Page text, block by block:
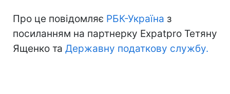
Про це повідомляє РБК-Україна з
посиланням на партнерку Expatpro Тетяну
Ященко та Державну податкову службу.